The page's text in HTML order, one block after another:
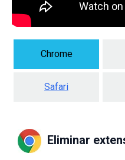
Chrome
Safari
Eliminar